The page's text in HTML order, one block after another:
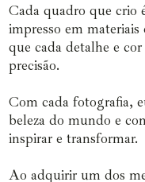
Cada quadro que crio
impresso em
que cada detalhe e
precisão.
Com cada fotografia,
beleza do mundo e
inspirar e transformar.
Ao adquirir um dos